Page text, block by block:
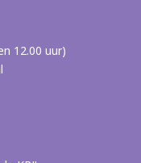
12.00 uur)